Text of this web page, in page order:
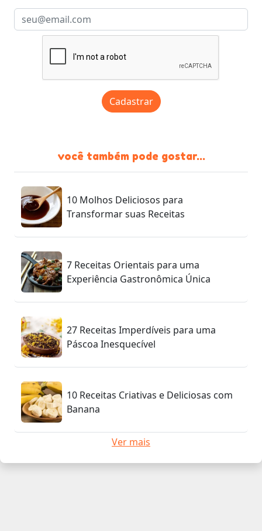
Cadastrar
você também pode gostar...
10 Molhos Deliciosos para
Transformar suas Receitas
7 Receitas Orientais para uma
Experiência Gastronômica Única
27 Receitas Imperdíveis para uma
Páscoa Inesquecível
10 Receitas Criativas e Deliciosas com
Banana
Ver mais